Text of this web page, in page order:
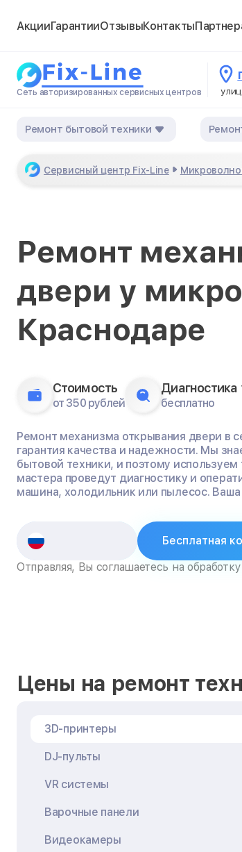
АкцииГарантииОтзывыКонтакты
Сеть авторизированных сервисных центров
Ремонт бытовой техники
Сервисный центр Fix-Line
Ремонт
двери у
Краснодаре
Стоимость
от 350 рублей
Диагностика
бесплатно
Ремонт механизма открывания двери в
гарантия качества и надежности. Мы
бытовой техники, и поэтому
мастера проведут диагностику и
машина, холодильник или пылесос. Ваша
Бесплатная
Отправляя, Вы соглашаетесь на
Цены на ремонт
3D-принтеры
DJ-пульты
VR системы
Варочные панели
Видеокамеры